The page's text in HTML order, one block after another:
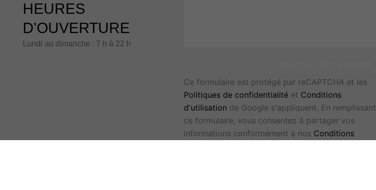
HEURES
D'OUVERTURE
Lundi au dimanche : 7 h à 22 h
Ce formulaire est protégé par reCAPTCHA et les
Politiques de confidentialité et Conditions
d'utilisation de Google s'appliquent. En remplissant
ce formulaire, vous consentez à partager vos
informations conformément à nos Conditions